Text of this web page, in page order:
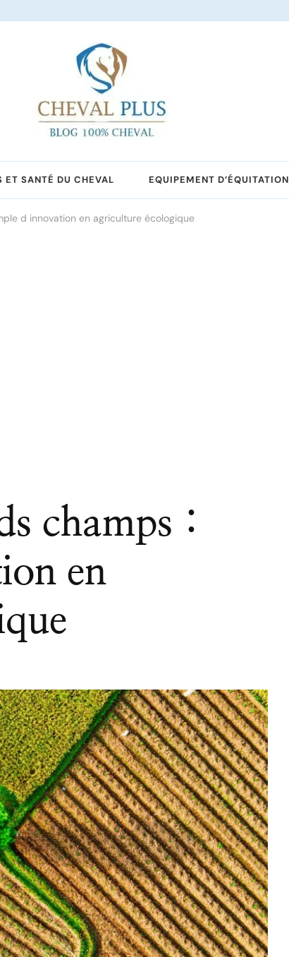
ET SANTÉ DU CHEVAL EQUIPEMENT D’ÉQUITATION
d innovation en agriculture écologique
champs :
en